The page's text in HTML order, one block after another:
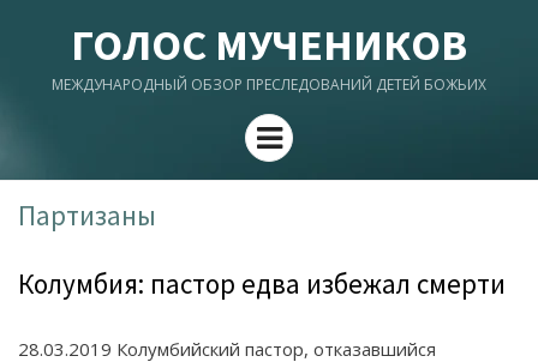
ГОЛОС МУЧЕНИКОВ
МЕЖДУНАРОДНЫЙ ОБЗОР ПРЕСЛЕДОВАНИЙ ДЕТЕЙ БОЖЬИХ
Menu
Партизаны
Колумбия: пастор едва избежал смерти
28.03.2019 Колумбийский пастор, отказавшийся